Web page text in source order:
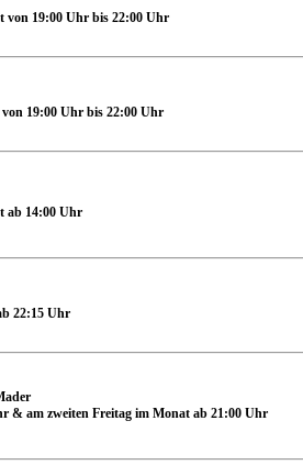
von 19:00 Uhr bis 22:00 Uhr
von 19:00 Uhr bis 22:00 Uhr
ab 14:00 Uhr
im Monat ab 22:15 Uhr
& am zweiten Freitag im Monat ab 21:00 Uhr